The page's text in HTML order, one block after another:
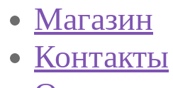
Магазин
Контакты